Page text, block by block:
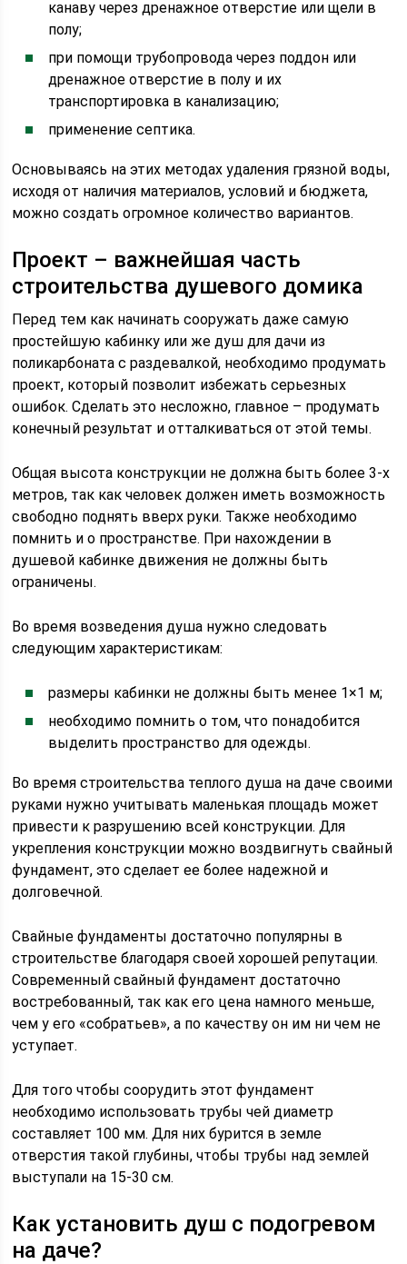
канаву через дренажное отверстие или щели в
полу;
при помощи трубопровода через поддон или
дренажное отверстие в полу и их
транспортировка в канализацию;
применение септика.
Основываясь на этих методах удаления грязной воды,
исходя от наличия материалов, условий и бюджета,
можно создать огромное количество вариантов.
Проект – важнейшая часть
строительства душевого домика
Перед тем как начинать сооружать даже самую
простейшую кабинку или же душ для дачи из
поликарбоната с раздевалкой, необходимо продумать
проект, который позволит избежать серьезных
ошибок. Сделать это несложно, главное – продумать
конечный результат и отталкиваться от этой темы.
Общая высота конструкции не должна быть более 3-х
метров, так как человек должен иметь возможность
свободно поднять вверх руки. Также необходимо
помнить и о пространстве. При нахождении в
душевой кабинке движения не должны быть
ограничены.
Во время возведения душа нужно следовать
следующим характеристикам:
размеры кабинки не должны быть менее 1×1 м;
необходимо помнить о том, что понадобится
выделить пространство для одежды.
Во время строительства теплого душа на даче своими
руками нужно учитывать маленькая площадь может
привести к разрушению всей конструкции. Для
укрепления конструкции можно воздвигнуть свайный
фундамент, это сделает ее более надежной и
долговечной.
Свайные фундаменты достаточно популярны в
строительстве благодаря своей хорошей репутации.
Современный свайный фундамент достаточно
востребованный, так как его цена намного меньше,
чем у его «собратьев», а по качеству он им ни чем не
уступает.
Для того чтобы соорудить этот фундамент
необходимо использовать трубы чей диаметр
составляет 100 мм. Для них бурится в земле
отверстия такой глубины, чтобы трубы над землей
выступали на 15-30 см.
Как установить душ с подогревом
на даче?